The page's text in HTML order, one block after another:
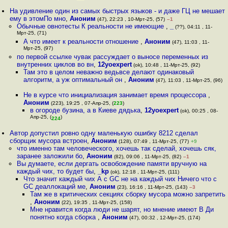
На удивление один из самых быстрых языков - и даже ГЦ не мешает
ему в этомПо мно,Аноним (47), 22:23 , 10-Мрт-25, (57) –1
Обычные овнотесты К реальности не имеющие , (??), 04:11 , 11-
Мрт-25, (71)
А что имеет к реальности отношение , Аноним (47), 11:03 , 11-
Мрт-25, (97)
по первой ссылке чувак рассуждает о выносе переменных из
внутренних циклов во вн, 12yoexpert(ok), 10:48 , 11-Мрт-25, (92)
Там это в целом неважно ведьвсе делают одинаковый
алгоритм, а уж оптимальный он , Аноним (47), 11:03 , 11-Мрт-25, (96)
Не в курсе что инициализация занимает время процессора ,
Аноним (223), 19:25 , 07-Апр-25, (223)
в огороде бузина, а в Киеве дядька,12yoexpert (ok), 00:25 , 08-
Апр-25, (224)
Автор допустил ровно одну маленькую ошибку 8212 сделал
сборщик мусора встроен,Аноним (128), 07:49 , 11-Мрт-25, (77) +9
что именно там человеческого, хочешь так сделай, хочешь сяк,
заранее заложили бо, Аноним (82), 09:06 , 11-Мрт-25, (82) –1
Вы думаете, если дергать освобождение памяти вручную на
каждый чих, то будет бы, _kp(ok), 12:18 , 11-Мрт-25, (111)
Что значит каждый чих А с GC не на каждый чих Ничего что с
GC деаллокаций ме, Аноним (23), 16:16 , 11-Мрт-25, (143) –3
Там же в критических секциях сборку мусора можно запретить
,Аноним (22), 19:35 , 11-Мрт-25, (158)
Мне нравится когда люди не шарят, но мнение имеют В Ди
понятно когда сборка ,Аноним (47), 00:32 , 12-Мрт-25, (174)